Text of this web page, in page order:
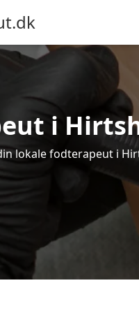
i
lokale fodterapeut i